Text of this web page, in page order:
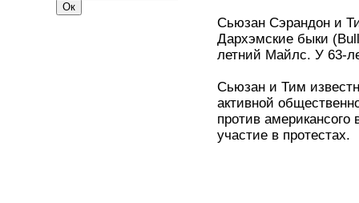
Сьюзан Сэрандон и
Дархэмские быки
летний Майлс. У 63-
Сьюзан и Тим
активной
против
участие в протестах.